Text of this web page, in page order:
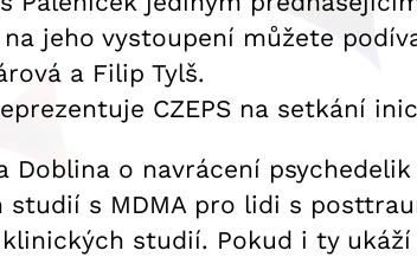
jeho vystoupení můžete
a Filip Tylš.
CZEPS na setkání
Doblina o navrácení
s MDMA pro lidi s
studií. Pokud i ty